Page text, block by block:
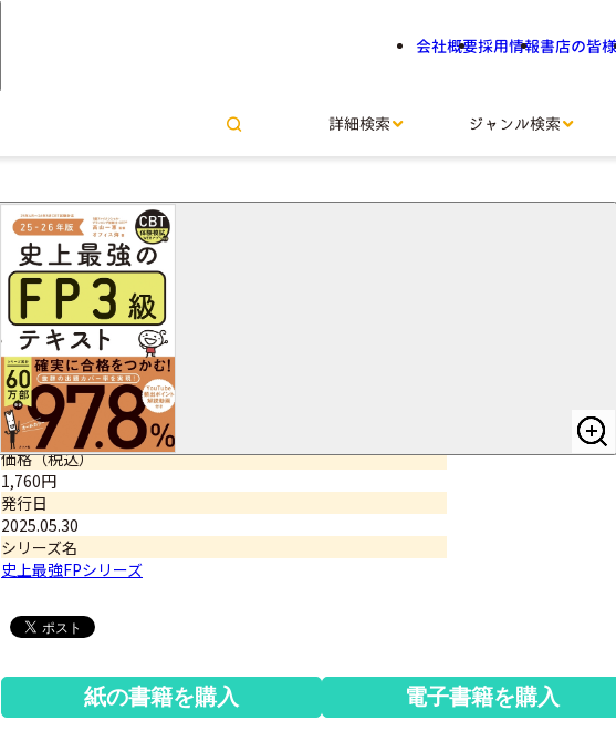
会社概要採用情報書店の皆
詳細検索 ジャンル検索
史上最強のFP３級テキスト 25-26年版
高山 一恵＝監修
オフィス海＝著
サイズ・ページ数
A5判・352ページ
ISBNコード
9784816377327
価格（税込）
1,760円
発行日
2025.05.30
シリーズ名
史上最強FPシリーズ
紙の書籍を購入 電子書籍を購入